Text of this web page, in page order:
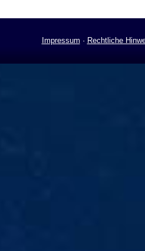
Impressum · Rechtliche